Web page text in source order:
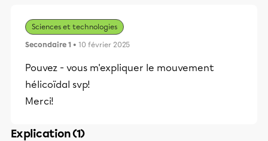
Sciences et technologies
Secondaire 1 • 10 février 2025
Pouvez - vous m'expliquer le mouvement
hélicoïdal svp!
Merci!
Explication (1)